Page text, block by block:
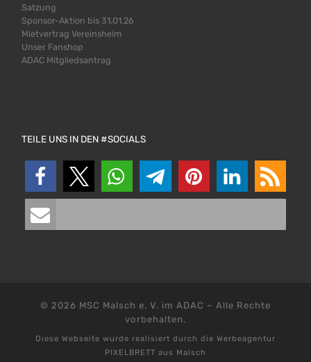
Satzung
Sponsor-Aktion bis 31.01.26
Mietvertrag Vereinsheim
Unser Fanshop
ADAC Mitgliedsantrag
TEILE UNS IN DEN #SOCIALS
© 2026 MSC Malsch e. V. im ADAC – Alle Rechte
vorbehalten.
Diese Webseite wurde realisiert durch die Werbeagentur
PIXELBRETT aus Malsch